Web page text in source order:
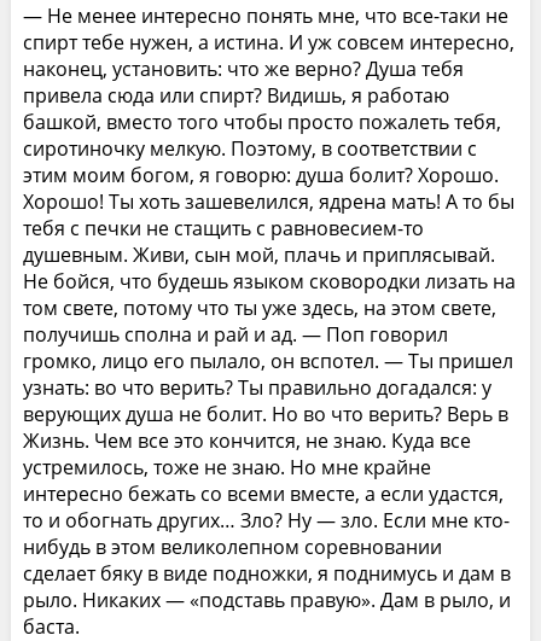
— Не менее интересно понять мне, что все-таки не
спирт тебе нужен, а истина. И уж совсем интересно,
наконец, установить: что же верно? Душа тебя
привела сюда или спирт? Видишь, я работаю
башкой, вместо того чтобы просто пожалеть тебя,
сиротиночку мелкую. Поэтому, в соответствии с
этим моим богом, я говорю: душа болит? Хорошо.
Хорошо! Ты хоть зашевелился, ядрена мать! А то бы
тебя с печки не стащить с равновесием-то
душевным. Живи, сын мой, плачь и приплясывай.
Не бойся, что будешь языком сковородки лизать на
том свете, потому что ты уже здесь, на этом свете,
получишь сполна и рай и ад. — Поп говорил
громко, лицо его пылало, он вспотел. — Ты пришел
узнать: во что верить? Ты правильно догадался: у
верующих душа не болит. Но во что верить? Верь в
Жизнь. Чем все это кончится, не знаю. Куда все
устремилось, тоже не знаю. Но мне крайне
интересно бежать со всеми вместе, а если удастся,
то и обогнать других… Зло? Ну — зло. Если мне кто-
нибудь в этом великолепном соревновании
сделает бяку в виде подножки, я поднимусь и дам в
рыло. Никаких — «подставь правую». Дам в рыло, и
баста.